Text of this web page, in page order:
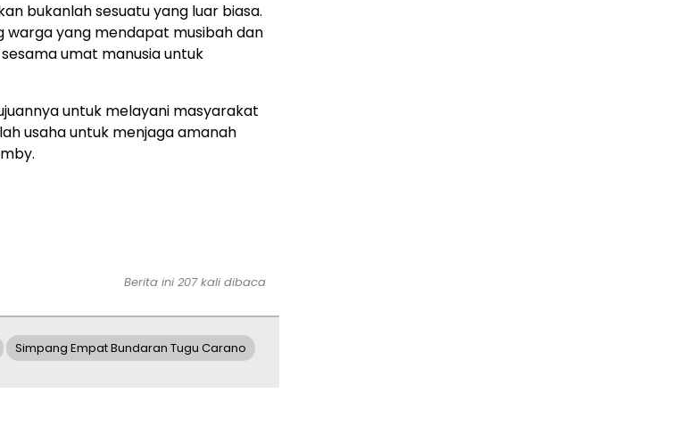
bukanlah sesuatu yang luar biasa.
warga yang mendapat musibah dan
umat manusia untuk
untuk melayani masyarakat
usaha untuk menjaga amanah
Berita ini 207 kali dibaca
Simpang Empat Bundaran Tugu Carano